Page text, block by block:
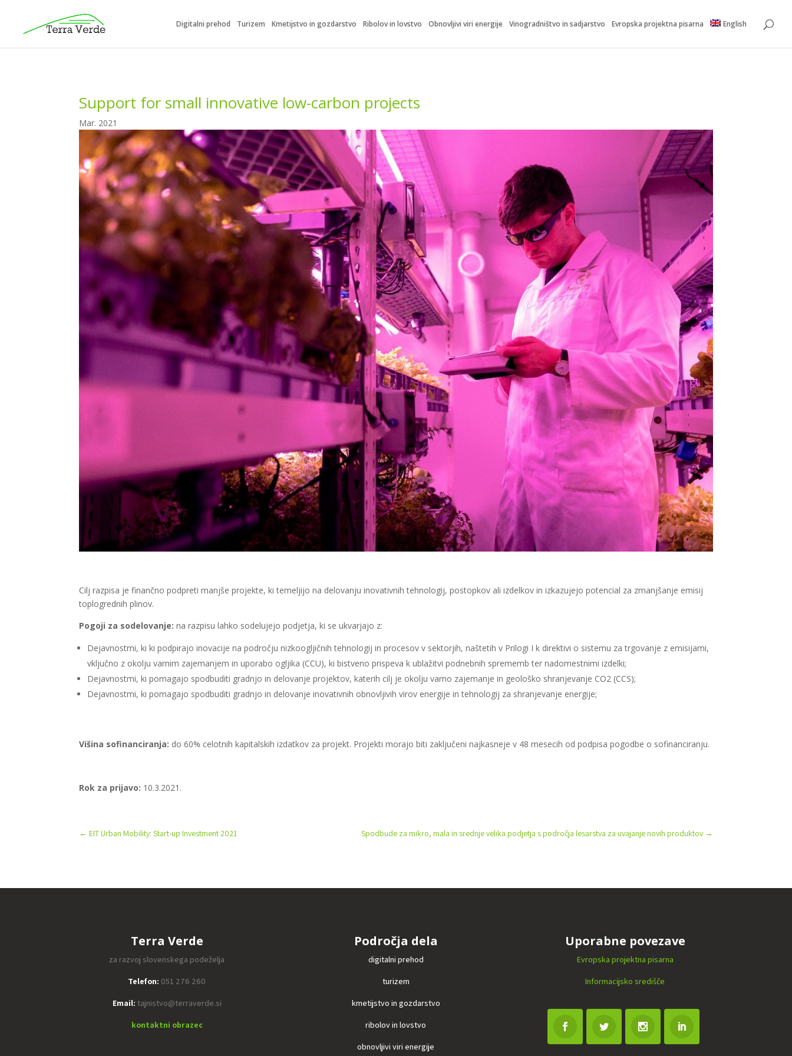
Digitalni prehod Turizem Kmetijstvo in gozdarstvo Ribolov in lovstvo Obnovljivi viri energije Vinogradništvo in sadjarstvo Evropska projektna pisarna English
Support for small innovative low-carbon projects
Mar. 2021
Cilj razpisa je finančno podpreti manjše projekte, ki temeljijo na delovanju inovativnih tehnologij, postopkov ali izdelkov in izkazujejo potencial za zmanjšanje emisij
toplogrednih plinov.
Pogoji za sodelovanje: na razpisu lahko sodelujejo podjetja, ki se ukvarjajo z:
Dejavnostmi, ki ki podpirajo inovacije na področju nizkoogljičnih tehnologij in procesov v sektorjih, naštetih v Prilogi I k direktivi o sistemu za trgovanje z emisijami,
vključno z okolju varnim zajemanjem in uporabo ogljika (CCU), ki bistveno prispeva k ublažitvi podnebnih sprememb ter nadomestnimi izdelki;
Dejavnostmi, ki pomagajo spodbuditi gradnjo in delovanje projektov, katerih cilj je okolju varno zajemanje in geološko shranjevanje CO2 (CCS);
Dejavnostmi, ki pomagajo spodbuditi gradnjo in delovanje inovativnih obnovljivih virov energije in tehnologij za shranjevanje energije;
Višina sofinanciranja: do 60% celotnih kapitalskih izdatkov za projekt. Projekti morajo biti zaključeni najkasneje v 48 mesecih od podpisa pogodbe o sofinanciranju.
Rok za prijavo: 10.3.2021.
←EIT Urban Mobility: Start-up Investment 2021 Spodbude za mikro, mala in srednje velika podjetja s področja lesarstva za uvajanje novih produktov→
Terra Verde
za razvoj slovenskega podeželja
Telefon: 051 276 260
Email: tajnistvo@terraverde.si
kontaktni obrazec
Področja dela
digitalni prehod
turizem
kmetijstvo in gozdarstvo
ribolov in lovstvo
obnovljivi viri energije
Uporabne povezave
Evropska projektna pisarna
Informacijsko središče